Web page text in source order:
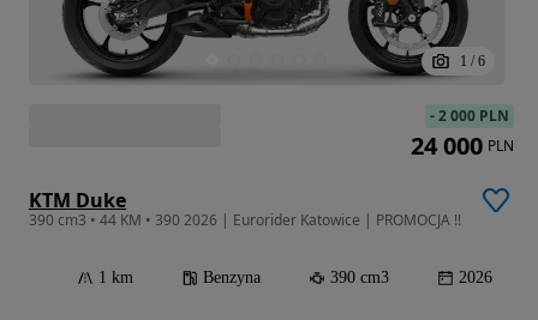
1 / 6
KTM Duke
390 cm3 • 44 KM • 390 2026 | Eurorider Katowice | PROMOCJA !!
1 km Benzyna 390 cm3 2026
-2 000 PLN
24 000 PLN